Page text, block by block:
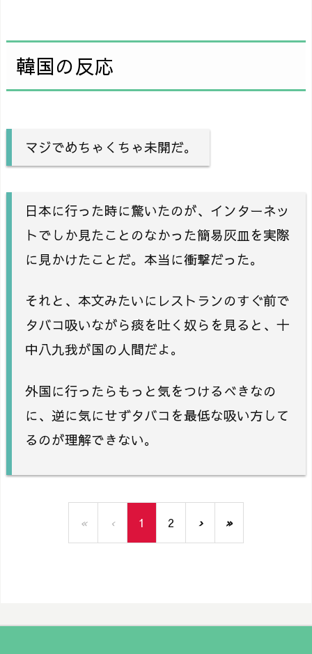
韓国の反応
マジでめちゃくちゃ未開だ。
日本に行った時に驚いたのが、インターネッ
トでしか見たことのなかった簡易灰皿を実際
に見かけたことだ。本当に衝撃だった。
それと、本文みたいにレストランのすぐ前で
タバコ吸いながら痰を吐く奴らを見ると、十
中八九我が国の人間だよ。
外国に行ったらもっと気をつけるべきなの
に、逆に気にせずタバコを最低な吸い方して
るのが理解できない。
« ‹ 1 2 › »